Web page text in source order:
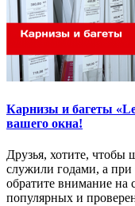
Карнизы и багеты
вашего окна!
Друзья, хотите, чтобы
служили годами, а при
обратите внимание на
популярных и